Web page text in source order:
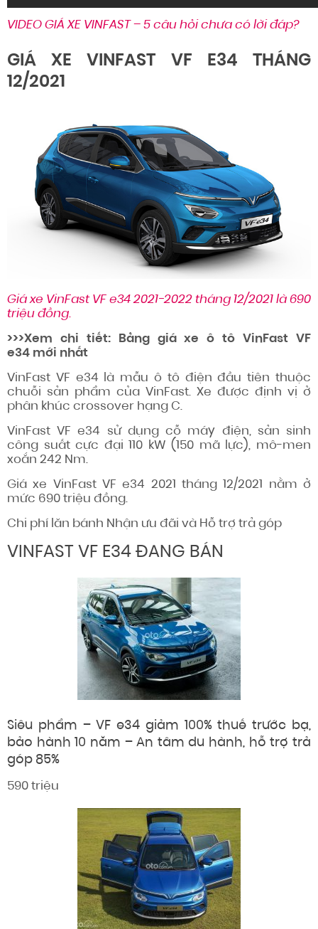
VIDEO GIÁ XE VINFAST – 5 câu hỏi chưa có lời đáp?
GIÁ XE VINFAST VF E34 THÁNG
12/2021
Giá xe VinFast VF e34 2021-2022 tháng 12/2021 là 690
triệu đồng.
>>>Xem chi tiết: Bảng giá xe ô tô VinFast VF
e34 mới nhất
VinFast VF e34 là mẫu ô tô điện đầu tiên thuộc
chuỗi sản phẩm của VinFast. Xe được định vị ở
phân khúc crossover hạng C.
VinFast VF e34 sử dụng cỗ máy điện, sản sinh
công suất cực đại 110 kW (150 mã lực), mô-men
xoắn 242 Nm.
Giá xe VinFast VF e34 2021 tháng 12/2021 nằm ở
mức 690 triệu đồng.
Chi phí lăn bánh Nhận ưu đãi và Hỗ trợ trả góp
VINFAST VF E34 ĐANG BÁN
Siêu phẩm – VF e34 giảm 100% thuế trước bạ,
bảo hành 10 năm – An tâm du hành, hỗ trợ trả
góp 85%
590 triệu